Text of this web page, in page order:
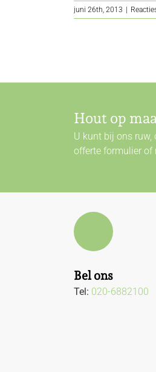
juni 26th, 2013
Hout op
U kunt bij ons
offerte formulier of
Bel ons
Tel: 020-6882100